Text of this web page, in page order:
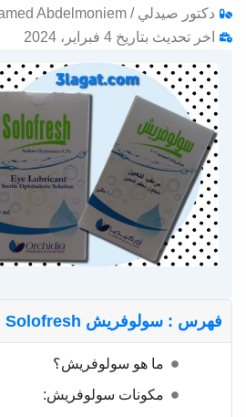
دكتور صيدلي / Mohamed Abdelmoniem
اخر تحديث بتاريخ 4 فبراير، 2024
فهرس : سولوفريش Solofresh قطرة مرطبة للعين
ما هو سولوفريش؟
مكونات سولوفريش: